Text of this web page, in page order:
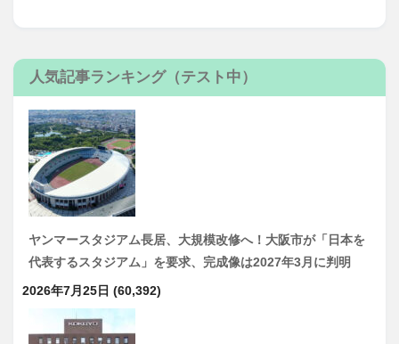
人気記事ランキング（テスト中）
ヤンマースタジアム長居、大規模改修へ！大阪市が「日本を
代表するスタジアム」を要求、完成像は2027年3月に判明
2026年7月25日 (60,392)